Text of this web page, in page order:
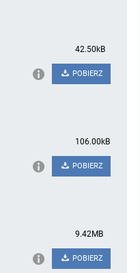
42.50kB
POBIERZ
106.00kB
POBIERZ
9.42MB
POBIERZ